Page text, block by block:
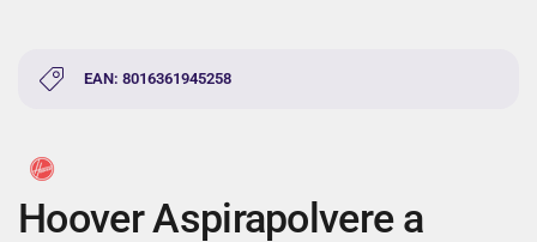
EAN: 8016361945258
Hoover Aspirapolvere a